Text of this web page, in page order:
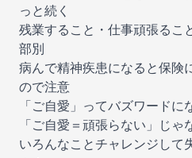
っと続く
残業すること・仕事頑張る
部別
病んで精神疾患になると保険
ので注意
「ご自愛」ってバズワード
「ご自愛＝頑張らない」じゃ
いろんなことチャレンジして